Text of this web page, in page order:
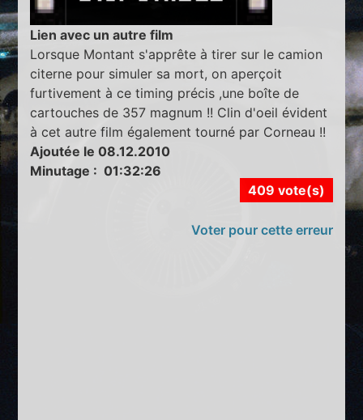
Lien avec un autre film
Lorsque Montant s'apprête à tirer sur le camion
citerne pour simuler sa mort, on aperçoit
furtivement à ce timing précis ,une boîte de
cartouches de 357 magnum !! Clin d'oeil évident
à cet autre film également tourné par Corneau !!
Ajoutée le 08.12.2010
Minutage : 01:32:26
409 vote(s)
Voter pour cette erreur